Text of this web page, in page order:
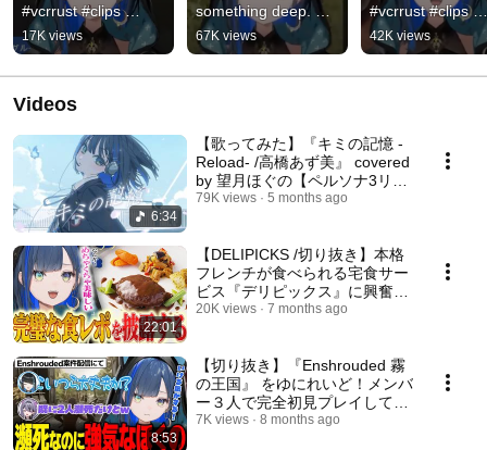
#vcrrust #clips
#MochizukiHogu
#shorts
17K views
something deep.
#vcrrust #clips
#HogunoMochizuki
#shorts
67K views
#vcrrust #clips
#shorts
42K views
Videos
6:34
【歌ってみた】『キミの記憶 -
Reload- /高橋あず美』 covered
by 望月ほぐの【ペルソナ3リロ
ード/P3R】
79K views 5 months ago
22:01
【DELIPICKS /切り抜き】本格
フレンチが食べられる宅食サー
ビス『デリピックス』に興奮す
る望月ほぐの。【ゆにれい
20K views 7 months ago
8:53
【切り抜き】『Enshrouded 霧
の王国』 をゆにれいど！メンバ
ー３人で完全初見プレイしてみ
た！#PR 【望月ほぐの/コンプ
7K views 8 months ago